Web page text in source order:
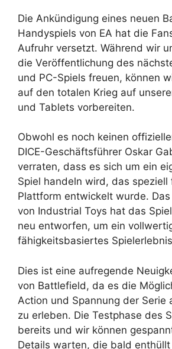
Die Ankündigung eines neuen
Handyspiels von EA hat die
Aufruhr versetzt. Während wir
die Veröffentlichung des
und PC-Spiels freuen, können
auf den totalen Krieg auf
und Tablets vorbereiten.
Obwohl es noch keinen
DICE-Geschäftsführer Oskar
verraten, dass es sich um ein
Spiel handeln wird, das speziell
Plattform entwickelt wurde.
von Industrial Toys hat das
neu entworfen, um ein
fähigkeitsbasiertes
Dies ist eine aufregende
von Battlefield, da es die
Action und Spannung der Serie
zu erleben. Die Testphase des
bereits und wir können
Details warten, die bald